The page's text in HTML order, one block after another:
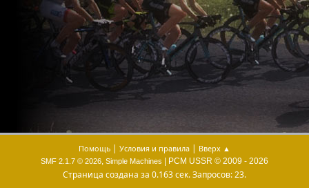
Помощь | Условия и правила | Вверх ▲
SMF 2.1.7 © 2026, Simple Machines | PCM USSR © 2009 - 2026
Страница создана за 0.163 сек. Запросов: 23.